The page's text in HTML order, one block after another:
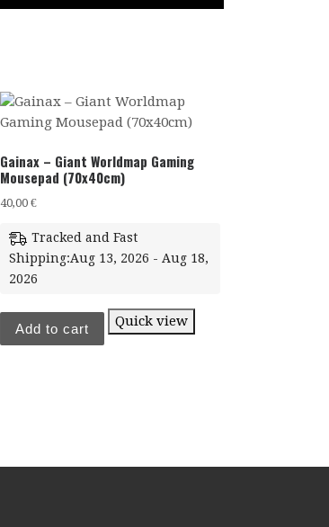
Gainax – Giant Worldmap Gaming
Mousepad (70x40cm)
40,00 €
Tracked and Fast
Shipping:Aug 13, 2026 - Aug 18,
2026
Add to cart Quick view